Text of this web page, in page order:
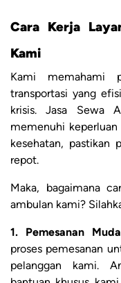
Cara Kerja
Kami
Kami memahami
transportasi yang
krisis. Jasa Sewa
memenuhi
kesehatan, pastikan
repot.
Maka, bagaimana
ambulan kami?
1. Pemesanan
proses pemesanan
pelanggan kami.